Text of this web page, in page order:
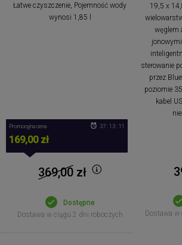
Łatwe czyszczenie, Pojemność wody
wynosi 1,85 l
Promocyjna cena
169,00 zł
37 : 13 : 11
369,00zł
Dostępne
Dostawa w ciągu 2 dni roboczych
19,5 x
węglem
sterowanie
przez
poziomie
kabel
Dostawa w